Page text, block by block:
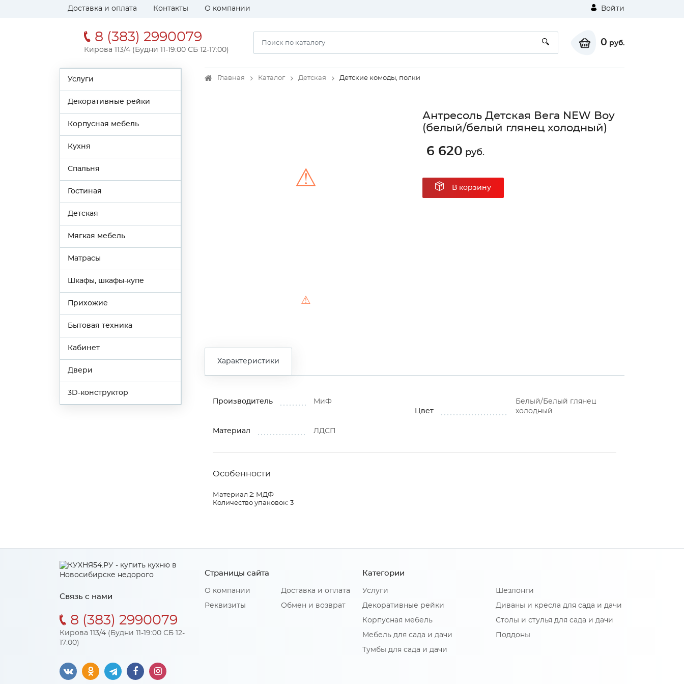
Доставка и оплата Контакты О компании Войти
8 (383) 2990079
Кирова 113/4 (Будни 11-19:00 СБ 12-17:00)
0 руб.
Услуги
Декоративные рейки
Корпусная мебель
Кухня
Спальня
Гостиная
Детская
Мягкая мебель
Матрасы
Шкафы, шкафы-купе
Прихожие
Бытовая техника
Кабинет
Двери
3D-конструктор
Главная Каталог Детская Детские комоды, полки
⚠
⚠
Антресоль Детская Вега NEW Boy
(белый/белый глянец холодный)
6 620 руб.
В корзину
Характеристики
Производитель
МиФ
Цвет
Белый/Белый глянец
холодный
Материал ЛДСП
Особенности
Материал 2: МДФ
Количество упаковок: 3
Связь с нами
8 (383) 2990079
Кирова 113/4 (Будни 11-19:00 СБ 12-
17:00)
Страницы сайта
О компании
Реквизиты
Доставка и оплата
Обмен и возврат
Категории
Услуги
Декоративные рейки
Корпусная мебель
Мебель для сада и дачи
Тумбы для сада и дачи
Шезлонги
Диваны и кресла для сада и дачи
Столы и стулья для сада и дачи
Поддоны